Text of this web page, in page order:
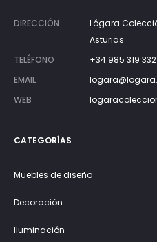
DIRECCIÓN
Lógara
Asturias
TELÉFONO
+34 985 319 332
EMAIL
WEB
CATEGORÍAS
Muebles de diseño
Decoración
Iluminación